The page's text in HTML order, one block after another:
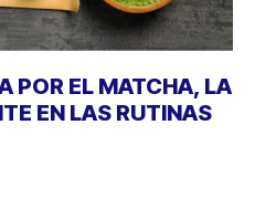
POR EL MATCHA, LA
EN LAS RUTINAS